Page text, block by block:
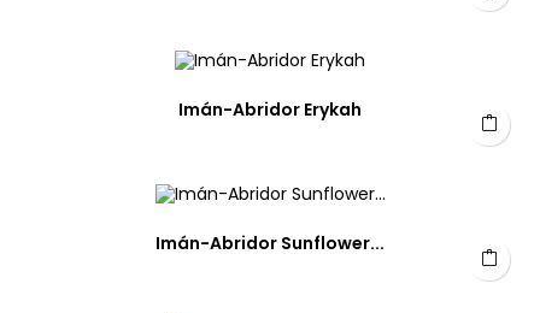
Imán-Abridor Erykah
Imán-Abridor Sunflower...